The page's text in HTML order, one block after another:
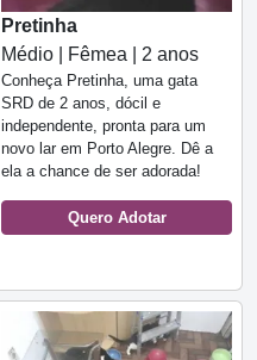
Pretinha
Médio | Fêmea | 2 anos
Conheça Pretinha, uma gata
SRD de 2 anos, dócil e
independente, pronta para um
novo lar em Porto Alegre. Dê a
ela a chance de ser adorada!
Quero Adotar